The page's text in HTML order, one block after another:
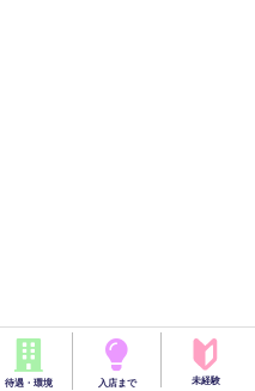
待遇・環境 入店まで 未経験